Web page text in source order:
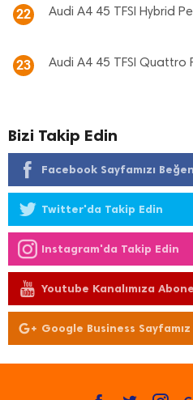
22 Audi A4 45 TFSI Hybrid
23 Audi A4 45 TFSI Quattro
Bizi Takip Edin
Facebook Sayfamızı
Twitter'da Takip Edin
Instagram'da Takip Edin
Youtube Kanalımıza
Google Business Sayfamız